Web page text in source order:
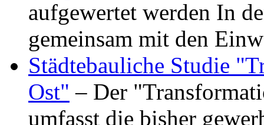
aufgewertet werden In
gemeinsam mit den
Städtebauliche Studie
Ost" – Der
umfasst die bisher